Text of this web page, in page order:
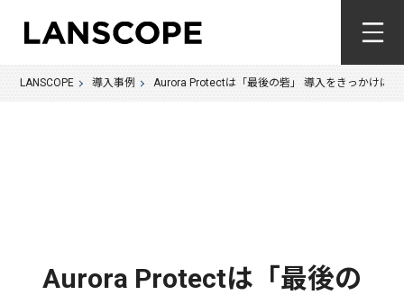
Aurora Protectは「最後の
LANSCOPE 導入事例 Aurora Protectは「最後の砦」 導入をきっかけに